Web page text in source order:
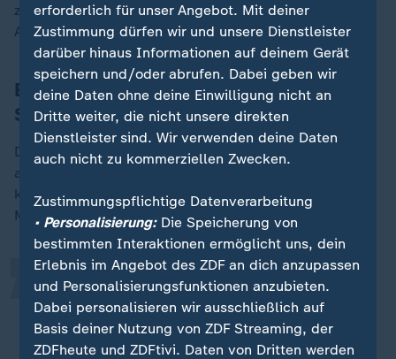
zur Mini-Auszeit vom Alltag. Das funktioniert, solange
Angebot und Anspruch stimmen.
Europa-Park in Rust: Wie eine kleine
Stadt
Das ist im Europa-Park im badischen Rust nicht
anders, Deutschlands größtem Freizeitpark. Dorthin
kamen allein im vergangenen Jahr mehr als sechs
Millionen Gäste.
Neben Familien, Freundesgruppen
und Schulklassen begrüßen wir
zunehmend internationale Besucher.
„
erforderlich für unser Angebot. Mit deiner
Zustimmung dürfen wir und unsere Dienstleister
darüber hinaus Informationen auf deinem Gerät
speichern und/oder abrufen. Dabei geben wir
deine Daten ohne deine Einwilligung nicht an
Dritte weiter, die nicht unsere direkten
Dienstleister sind. Wir verwenden deine Daten
auch nicht zu kommerziellen Zwecken.
Zustimmungspflichtige Datenverarbeitung
• Personalisierung:Die Speicherung von
bestimmten Interaktionen ermöglicht uns, dein
Erlebnis im Angebot des ZDF an dich anzupassen
und Personalisierungsfunktionen anzubieten.
Dabei personalisieren wir ausschließlich auf
Basis deiner Nutzung von ZDF Streaming, der
ZDFheute und ZDFtivi. Daten von Dritten werden